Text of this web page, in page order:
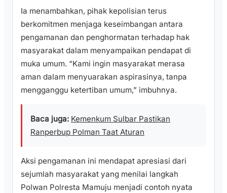
Ia menambahkan, pihak kepolisian terus
berkomitmen menjaga keseimbangan antara
pengamanan dan penghormatan terhadap hak
masyarakat dalam menyampaikan pendapat di
muka umum. “Kami ingin masyarakat merasa
aman dalam menyuarakan aspirasinya, tanpa
mengganggu ketertiban umum,” imbuhnya.
Baca juga: Kemenkum Sulbar Pastikan
Ranperbup Polman Taat Aturan
Aksi pengamanan ini mendapat apresiasi dari
sejumlah masyarakat yang menilai langkah
Polwan Polresta Mamuju menjadi contoh nyata